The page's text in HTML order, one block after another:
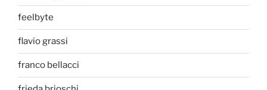
feelbyte
flavio grassi
franco bellacci